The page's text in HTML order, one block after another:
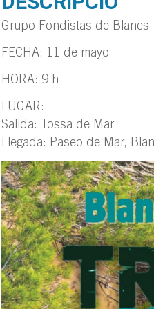
Grupo Fondistas de Blanes
FECHA: 11 de mayo
HORA: 9 h
LUGAR:
Salida: Tossa de Mar
Llegada: Paseo de Mar,